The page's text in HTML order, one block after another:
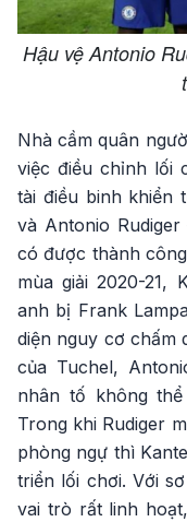
Hậu vệ Antonio
Nhà cầm quân
việc điều chỉnh lối
tài điều binh khiển
và Antonio
có được thành
mùa giải 2020-21,
anh bị Frank
diện nguy cơ chấm
của Tuchel,
nhân tố không
Trong khi Rudiger
phòng ngự thì
triển lối chơi. Với
vai trò rất linh